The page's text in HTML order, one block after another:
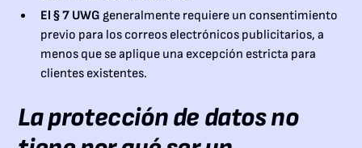
El § 7 UWG generalmente requiere un consentimiento
previo para los correos electrónicos publicitarios, a
menos que se aplique una excepción estricta para
clientes existentes.
La protección de datos no